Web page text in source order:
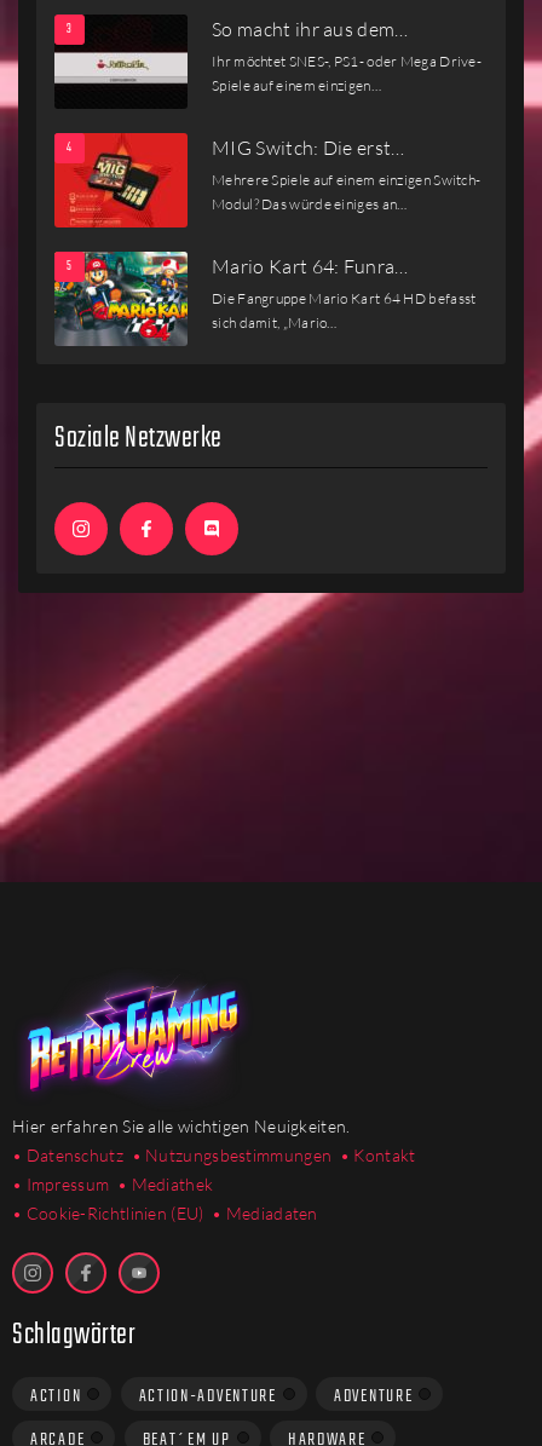
So macht ihr aus dem…
Ihr möchtet SNES-, PS1- oder Mega Drive-
Spiele auf einem einzigen…
MIG Switch: Die erst…
Mehrere Spiele auf einem einzigen Switch-
Modul? Das würde einiges an…
Mario Kart 64: Funra…
Die Fangruppe Mario Kart 64 HD befasst
sich damit, „Mario…
Soziale Netzwerke
Hier erfahren Sie alle wichtigen Neuigkeiten.
• Datenschutz • Nutzungsbestimmungen • Kontakt
• Impressum • Mediathek
• Cookie-Richtlinien (EU) • Mediadaten
Schlagwörter
ACTION ACTION-ADVENTURE
ADVENTURE
ARCADE
BEAT´EM UP HARDWARE